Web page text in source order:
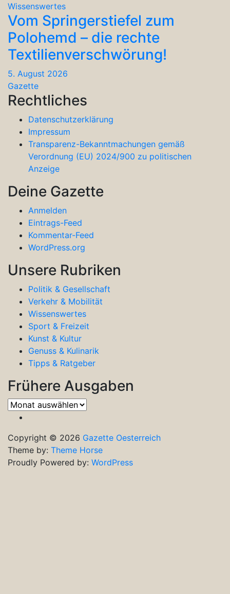
Wissenswertes
Vom Springerstiefel zum
Polohemd – die rechte
Textilienverschwörung!
5. August 2026
Gazette
Rechtliches
Datenschutzerklärung
Impressum
Transparenz-Bekanntmachungen gemäß
Verordnung (EU) 2024/900 zu politischen
Anzeige
Deine Gazette
Anmelden
Eintrags-Feed
Kommentar-Feed
WordPress.org
Unsere Rubriken
Politik & Gesellschaft
Verkehr & Mobilität
Wissenswertes
Sport & Freizeit
Kunst & Kultur
Genuss & Kulinarik
Tipps & Ratgeber
Frühere Ausgaben
Frühere
Ausgaben
Copyright © 2026 Gazette Oesterreich
Theme by: Theme Horse
Proudly Powered by: WordPress